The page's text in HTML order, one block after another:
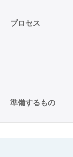
プロセス
準備するもの